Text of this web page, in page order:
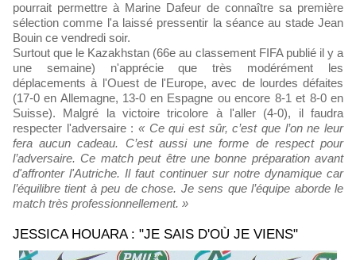
pourrait permettre à Marine Dafeur de connaître sa première
sélection comme l'a laissé pressentir la séance au stade Jean
Bouin ce vendredi soir.
Surtout que le Kazakhstan (66e au classement FIFA publié il y a
une semaine) n'apprécie que très modérément les
déplacements à l'Ouest de l'Europe, avec de lourdes défaites
(17-0 en Allemagne, 13-0 en Espagne ou encore 8-1 et 8-0 en
Suisse). Malgré la victoire tricolore à l'aller (4-0), il faudra
respecter l'adversaire : « Ce qui est sûr, c’est que l’on ne leur
fera aucun cadeau. C’est aussi une forme de respect pour
l’adversaire. Ce match peut être une bonne préparation avant
d'affronter l'Autriche. Il faut continuer sur notre dynamique car
l’équilibre tient à peu de chose. Je sens que l’équipe aborde le
match très professionnellement. »
JESSICA HOUARA : "JE SAIS D'OÙ JE VIENS"